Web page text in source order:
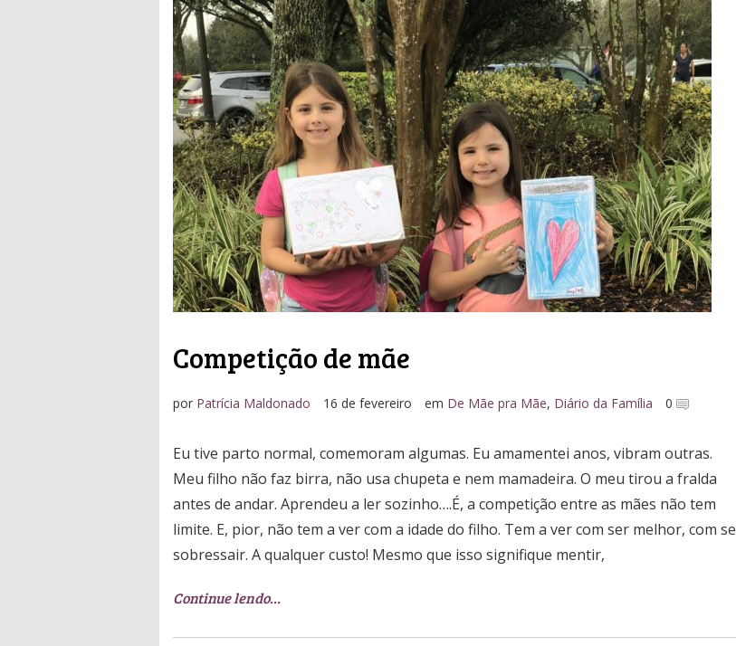
Competição de mãe
por Patrícia Maldonado 16 de fevereiro em De Mãe pra Mãe, Diário da Família 0
Eu tive parto normal, comemoram algumas. Eu amamentei anos, vibram outras.
Meu filho não faz birra, não usa chupeta e nem mamadeira. O meu tirou a fralda
antes de andar. Aprendeu a ler sozinho….É, a competição entre as mães não tem
limite. E, pior, não tem a ver com a idade do filho. Tem a ver com ser melhor, com se
sobressair. A qualquer custo! Mesmo que isso signifique mentir,
Continue lendo…